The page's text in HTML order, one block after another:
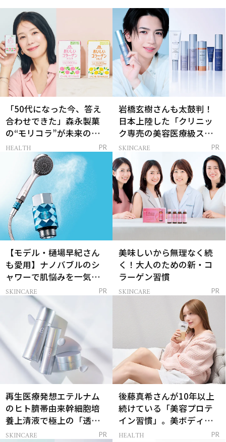
「50代になった今、答え
合わせできた」森永製菓
の“モリコラ”が未来のキ
レイを連れてくる！
HEALTH PR
岩橋玄樹さんも太鼓判！
日本上陸した「クリニッ
ク専売の美容医療級スキ
ンケア」
SKINCARE PR
【モデル・樋場早紀さん
も愛用】ナノバブルのシ
ャワーで肌悩みを一気に
解決
SKINCARE PR
美味しいから無理なく続
く！大人のための新・コ
ラーゲン習慣
SKINCARE PR
再生医療発想エテルナム
のヒト臍帯由来幹細胞培
養上清液で極上の「透明
感ハリ肌」へ
SKINCARE PR
後藤真希さんが10年以上
続けている「美容プロテ
イン習慣」。美ボディを
支える朝ルーティンと
HEALTH PR